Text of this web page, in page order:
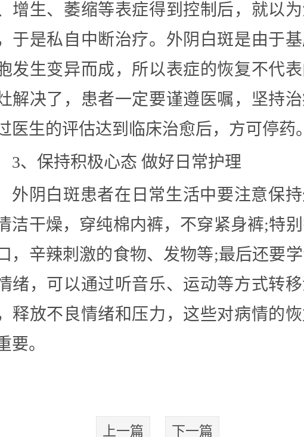
增生、萎缩等表症得到控制后，就以
于是私自中断治疗。外阴白斑是由于
发生变异而成，所以表症的恢复不代
解决了，患者一定要谨遵医嘱，坚持治
医生的评估达到临床治愈后，方可停药。
3、保持积极心态 做好日常护理
外阴白斑患者在日常生活中要注意保持
洁干燥，穿纯棉内裤，不穿紧身裤;特
，辛辣刺激的食物、发物等;最后还要学
绪，可以通过听音乐、运动等方式转
释放不良情绪和压力，这些对病情的
要。
上一篇 下一篇